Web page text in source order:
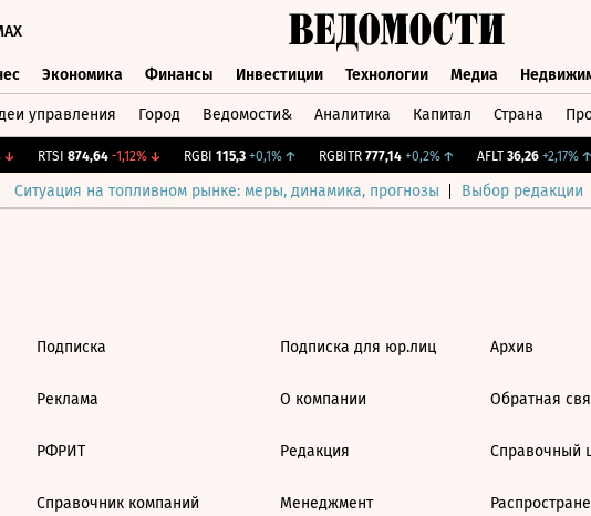
Экономика Финансы Инвестиции Технологии Медиа
управления Город Ведомости& Аналитика Капитал Страна
RTSI 874,64 -1,12%↓ RGBI 115,3 +0,1%↑ RGBITR 777,14 +0,2%↑ AFLT 36,26 +2,17%↑
Ситуация на топливном рынке: меры, динамика, прогнозы Выбор редакции
Подписка
Реклама
РФРИТ
Справочник компаний
Подписка для юр.лиц
О компании
Редакция
Менеджмент
Архив
Обратная
Справочный